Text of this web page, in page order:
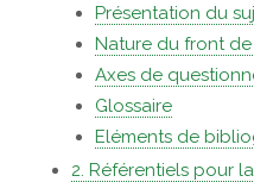
Présentation du
Nature du front
Axes de
Glossaire
Eléments de
2. Référentiels pour